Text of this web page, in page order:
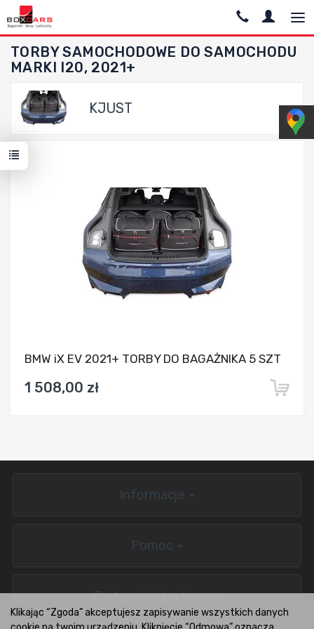
TORBY SAMOCHODOWE DO SAMOCHODU
MARKI I20, 2021+
KJUST
BMW iX EV 2021+ TORBY DO BAGAŻNIKA 5 SZT
1 508,00 zł
Informacje
Pomoc
Płatności i dostawa
Klikając “Zgoda” akceptujesz zapisywanie wszystkich danych